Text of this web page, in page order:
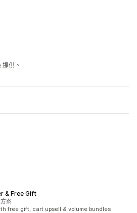
供。
& Free Gift
案
free gift, cart upsell & volume bundles